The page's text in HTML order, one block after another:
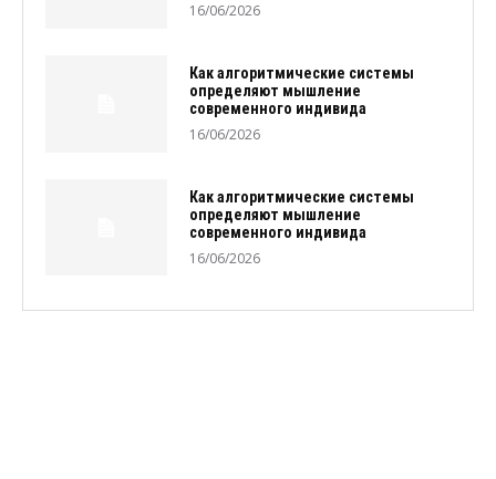
16/06/2026
Как алгоритмические системы
определяют мышление
современного индивида
16/06/2026
Как алгоритмические системы
определяют мышление
современного индивида
16/06/2026